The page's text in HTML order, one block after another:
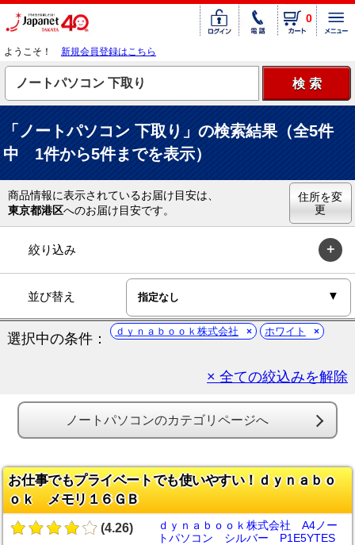
0
ようこそ！ 新規会員登録はこちら
「ノートパソコン 下取り」の検索結果（全5件
中 1件から5件までを表示）
商品情報に表示されているお届け目安は、
東京都港区へのお届け目安です。
住所を変
更
絞り込み
並び替え
選択中の条件： ｄｙｎａｂｏｏｋ株式会社 ホワイト
× 全ての絞込みを解除
ノートパソコンのカテゴリページへ
お仕事でもプライベートでも使いやすい！ｄｙｎａｂｏ
ｏｋ メモリ１６ＧＢ
(4.26)
ｄｙｎａｂｏｏｋ株式会社 A4ノー
トパソコン シルバー P1E5YTES